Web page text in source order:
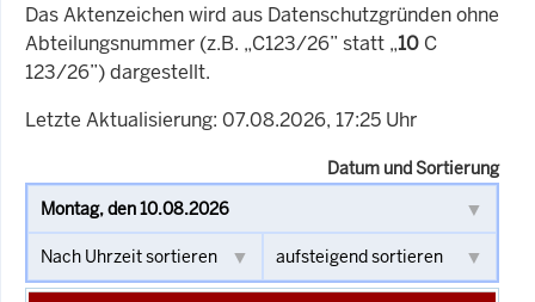
Das Aktenzeichen wird aus Datenschutzgründen ohne
Abteilungsnummer (z.B. „C123/26” statt „10 C
123/26”) dargestellt.
Letzte Aktualisierung: 07.08.2026, 17:25 Uhr
Datum und Sortierung